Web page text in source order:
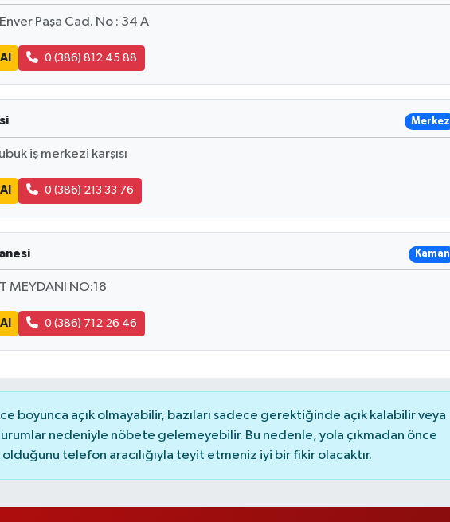
Paşa Cad. No : 34 A
0 (386) 812 45 88
Merkez
iş merkezi karşısı
0 (386) 213 33 76
Kaman
MEYDANI NO:18
0 (386) 712 26 46
boyunca açık olmayabilir, bazıları sadece gerektiğinde açık kalabilir veya
nedeniyle nöbete gelemeyebilir. Bu nedenle, yola çıkmadan önce
olduğunu telefon aracılığıyla teyit etmeniz iyi bir fikir olacaktır.